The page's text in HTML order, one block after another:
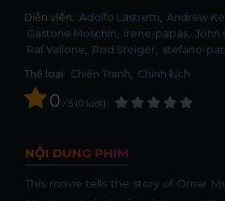
Diễn viên: Adolfo Lastretti Andrew
Gastone Moschin
irene-papas John
Raf Vallone
Rod Steiger
stefano-
Thể loại: Chiến Tranh, Chính kịch
0 / 5 0 lượt
NỘI DUNG PHIM
This movie tells the story of Omar